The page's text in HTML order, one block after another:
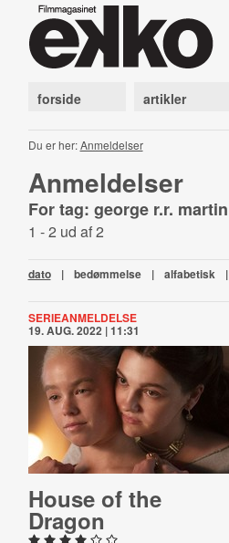
forside artikler
Du er her:Anmeldelser
Anmeldelser
For tag: george r.r. martin
1 - 2 ud af 2
dato | bedømmelse | alfabetisk |
SERIEANMELDELSE
19. AUG. 2022 | 11:31
House of the
Dragon